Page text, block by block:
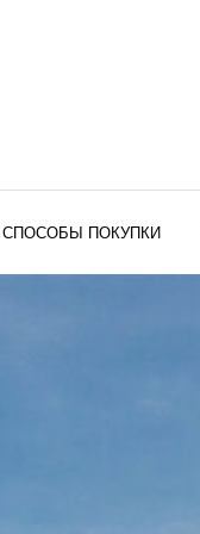
СПОСОБЫ ПОКУПКИ